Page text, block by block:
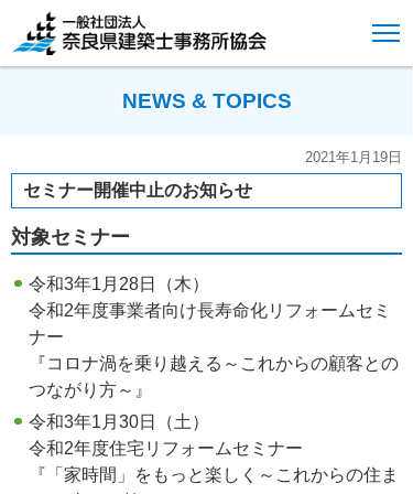
NEWS & TOPICS
2021年1月19日
セミナー開催中止のお知らせ
対象セミナー
令和3年1月28日（木）
令和2年度事業者向け長寿命化リフォームセミ
ナー
『コロナ渦を乗り越える～これからの顧客との
つながり方～』
令和3年1月30日（土）
令和2年度住宅リフォームセミナー
『「家時間」をもっと楽しく～これからの住ま